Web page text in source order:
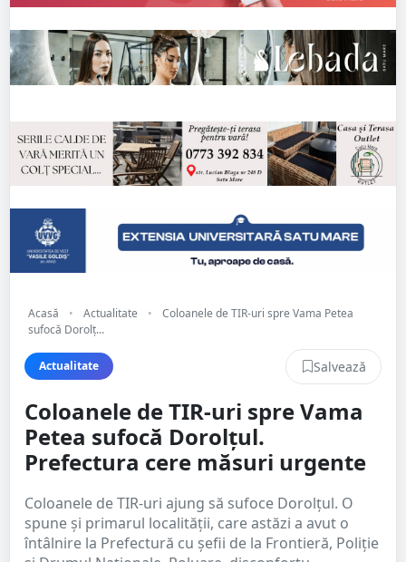
Acasă • Actualitate •
Coloanele de TIR-uri spre Vama Petea
sufocă Dorolț...
Actualitate Salvează
Coloanele de TIR-uri spre Vama
Petea sufocă Dorolțul.
Prefectura cere măsuri urgente
Coloanele de TIR-uri ajung să sufoce Dorolțul. O
spune și primarul localității, care astăzi a avut o
întâlnire la Prefectură cu șefii de la Frontieră, Poliție